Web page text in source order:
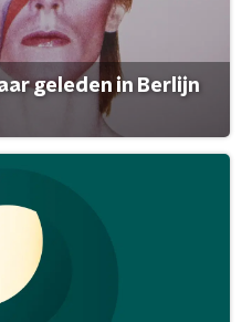
geleden in Berlijn